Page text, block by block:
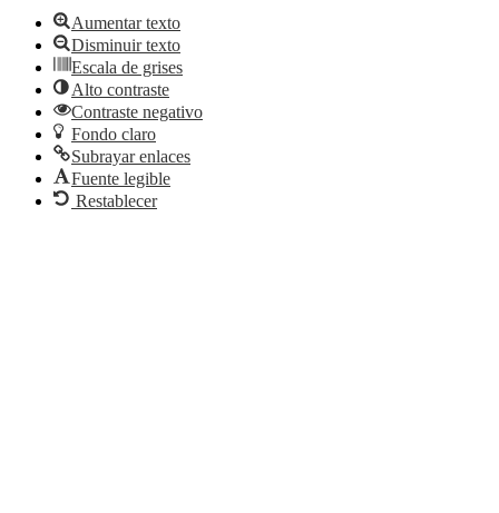
Aumentar texto
Disminuir texto
Escala de grises
Alto contraste
Contraste negativo
Fondo claro
Subrayar enlaces
Fuente legible
Restablecer